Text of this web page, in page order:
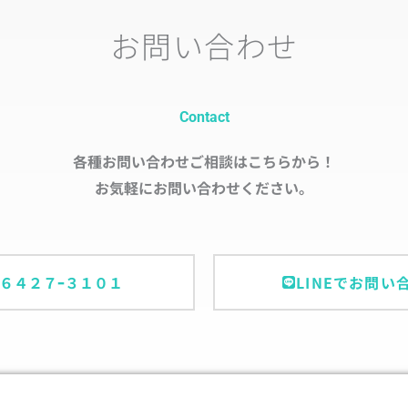
お問い合わせ
Contact
各種お問い合わせご相談はこちらから！
お気軽にお問い合わせください。
４２７ｰ３１０１ LINEでお問い